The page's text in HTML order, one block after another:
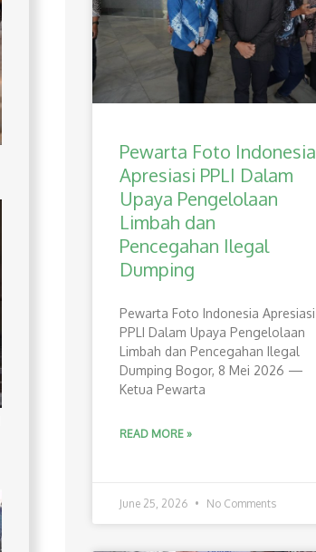
Pewarta Foto Indonesia
Apresiasi PPLI Dalam
Upaya Pengelolaan
Limbah dan
Pencegahan Ilegal
Dumping
Pewarta Foto Indonesia Apresiasi
PPLI Dalam Upaya Pengelolaan
Limbah dan Pencegahan Ilegal
Dumping Bogor, 8 Mei 2026 —
Ketua Pewarta
READ MORE »
June 25, 2026 No Comments